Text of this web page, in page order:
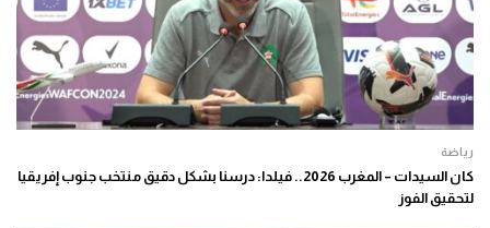
رياضة
كان السيدات – المغرب 2026.. فيلدا: درسنا بشكل دقيق منتخب جنوب إفريقيا
لتحقيق الفوز